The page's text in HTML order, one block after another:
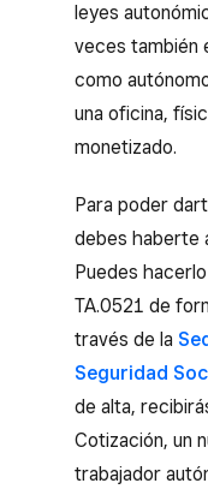
leyes
veces también
como
una oficina,
monetizado.
Para poder
debes haberte
Puedes
TA.0521 de
través de la
Seguridad
de alta,
Cotización, un
trabajador